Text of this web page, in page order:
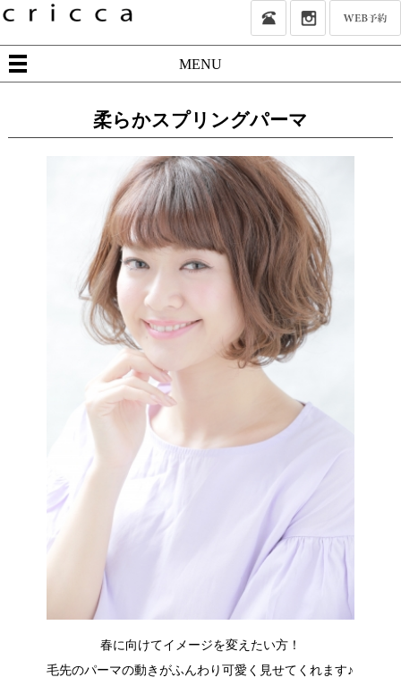
MENU
柔らかスプリングパーマ
春に向けてイメージを変えたい方！
毛先のパーマの動きがふんわり可愛く見せてくれます♪